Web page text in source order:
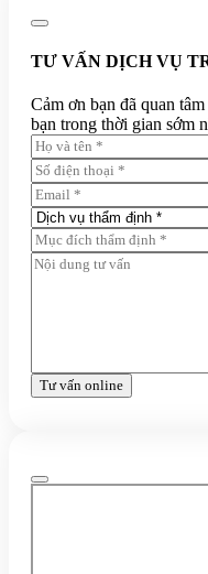
TƯ VẤN DỊCH VỤ
Cảm ơn bạn đã quan
bạn trong thời gian sớm
Tư vấn online